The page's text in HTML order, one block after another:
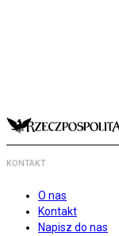
KONTAKT
O nas
Kontakt
Napisz do nas